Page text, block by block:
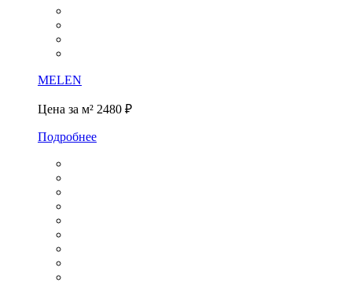
MELEN
Цена за м² 2480 ₽
Подробнее